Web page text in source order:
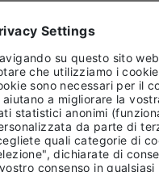
Esperienza
FULL TIME